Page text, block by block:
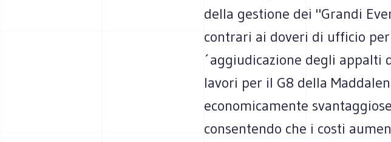
della gestione dei "Grandi
contrari ai doveri di ufficio
´aggiudicazione degli appalti
lavori per il G8 della
economicamente
consentendo che i costi